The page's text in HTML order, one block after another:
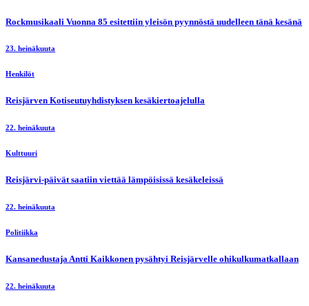
Rockmusikaali Vuonna 85 esitettiin yleisön pyynnöstä uudelleen tänä kesänä
23. heinäkuuta
Henkilöt
Reisjärven Kotiseutuyhdistyksen kesäkiertoajelulla
22. heinäkuuta
Kulttuuri
Reisjärvi-päivät saatiin viettää lämpöisissä kesäkeleissä
22. heinäkuuta
Politiikka
Kansanedustaja Antti Kaikkonen pysähtyi Reisjärvelle ohikulkumatkallaan
22. heinäkuuta